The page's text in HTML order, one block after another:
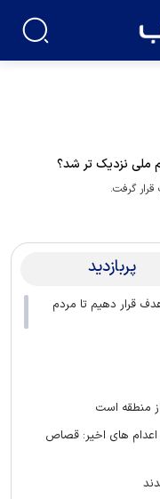
ملی نزدیک تر شد؟
گرفت.
پربازدید
قرار دهیم تا مردم
منطقه است
اعدام های اخیر: قصاص